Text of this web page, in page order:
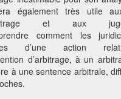
également très utile
et aux
comment les
d’une action
d’arbitrage, à un
à une sentence arbitrale,